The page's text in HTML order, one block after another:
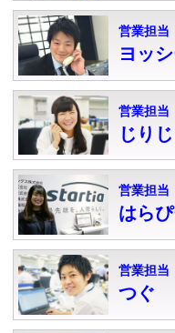
営業担当
ヨッ
営業担当
じりじ
営業担当
はら
営業担当
つぐ